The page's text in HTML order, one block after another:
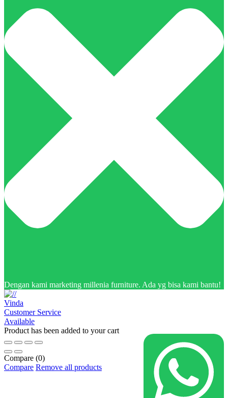
Dengan kami marketing millenia furniture. Ada yg bisa kami bantu!
Vinda
Customer Service
Available
Product has been added to your cart
Compare (0)
Compare Remove all products